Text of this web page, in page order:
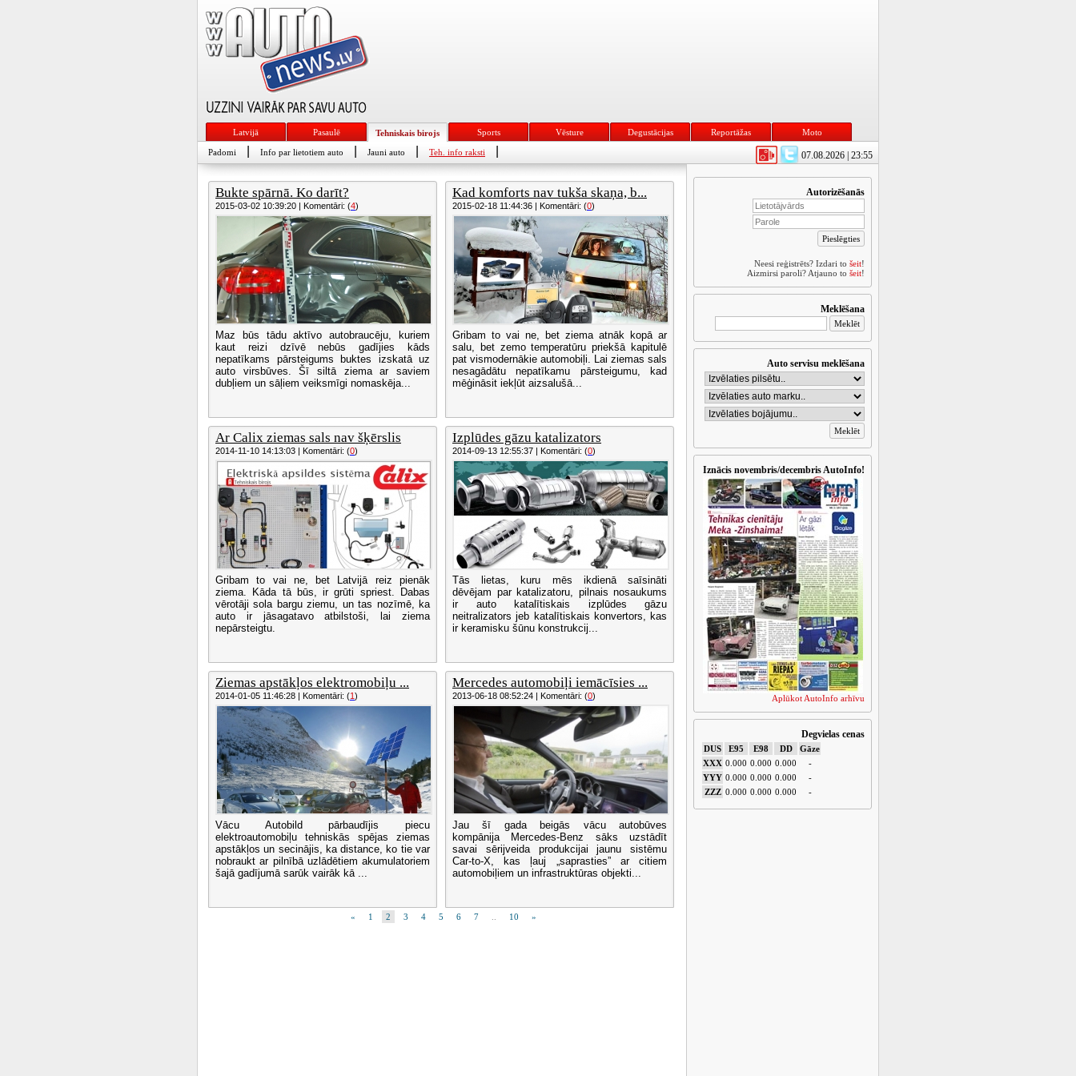
Latvijā Pasaulē Tehniskais birojs Sports Vēsture Degustācijas Reportāžas Moto
07.08.2026 | 23:55
Padomi Info par lietotiem auto Jauni auto Teh. info raksti
Bukte spārnā. Ko darīt?
2015-03-02 10:39:20 | Komentāri: (4)
Maz būs tādu aktīvo autobraucēju, kuriem
kaut reizi dzīvē nebūs gadījies kāds
nepatīkams pārsteigums buktes izskatā uz
auto virsbūves. Šī siltā ziema ar saviem
dubļiem un sāļiem veiksmīgi nomaskēja...
Kad komforts nav tukša skaņa, b...
2015-02-18 11:44:36 | Komentāri: (0)
Gribam to vai ne, bet ziema atnāk kopā ar
salu, bet zemo temperatūru priekšā kapitulē
pat vismodernākie automobiļi. Lai ziemas sals
nesagādātu nepatīkamu pārsteigumu, kad
mēģināsit iekļūt aizsalušā...
Ar Calix ziemas sals nav šķērslis
2014-11-10 14:13:03 | Komentāri: (0)
Gribam to vai ne, bet Latvijā reiz pienāk
ziema. Kāda tā būs, ir grūti spriest. Dabas
vērotāji sola bargu ziemu, un tas nozīmē, ka
auto ir jāsagatavo atbilstoši, lai ziema
nepārsteigtu.
Izplūdes gāzu katalizators
2014-09-13 12:55:37 | Komentāri: (0)
Tās lietas, kuru mēs ikdienā saīsināti
dēvējam par katalizatoru, pilnais nosaukums
ir auto katalītiskais izplūdes gāzu
neitralizators jeb katalītiskais konvertors, kas
ir keramisku šūnu konstrukcij...
Ziemas apstākļos elektromobiļu ...
2014-01-05 11:46:28 | Komentāri: (1)
Vācu Autobild pārbaudījis piecu
elektroautomobiļu tehniskās spējas ziemas
apstākļos un secinājis, ka distance, ko tie var
nobraukt ar pilnībā uzlādētiem akumulatoriem
šajā gadījumā sarūk vairāk kā ...
Mercedes automobiļi iemācīsies ...
2013-06-18 08:52:24 | Komentāri: (0)
Jau šī gada beigās vācu autobūves
kompānija Mercedes-Benz sāks uzstādīt
savai sērijveida produkcijai jaunu sistēmu
Car-to-X, kas ļauj „saprasties” ar citiem
automobiļiem un infrastruktūras objekti...
« 1 2 3 4 5 6 7 10 »
Autorizēšanās
Neesi reģistrēts? Izdari to šeit!
Aizmirsi paroli? Atjauno to šeit!
Meklēšana
Auto servisu meklēšana
Iznācis novembris/decembris AutoInfo!
Aplūkot AutoInfo arhīvu
Degvielas cenas
DUS E95 E98 DD
Gāze
XXX 0.000 0.000 0.000
-
YYY 0.000 0.000 0.000
-
ZZZ 0.000 0.000 0.000 -